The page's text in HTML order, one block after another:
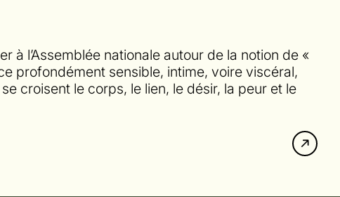
à l’Assemblée nationale autour de la notion de «
profondément sensible, intime, voire viscéral,
croisent le corps, le lien, le désir, la peur et le